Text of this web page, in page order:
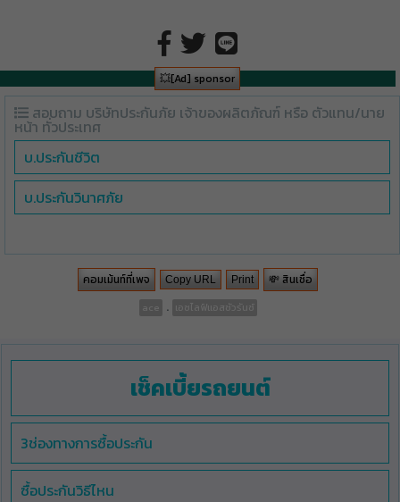
💥[Ad] sponsor
สอบถาม บริษัทประกันภัย เจ้าของผลิตภัณฑ์ หรือ ตัวแทน/นาย
หน้า ทั่วประเทศ
บ.ประกันชีวิต
บ.ประกันวินาศภัย
คอมเม้นท์ที่เพจ Copy URL Print 💸 สินเชื่อ
ace . เอซไลฟ์แอสชัวรันซ์
เช็คเบี้ยรถยนต์
3ช่องทางการซื้อประกัน
ซื้อประกันวิธีไหน